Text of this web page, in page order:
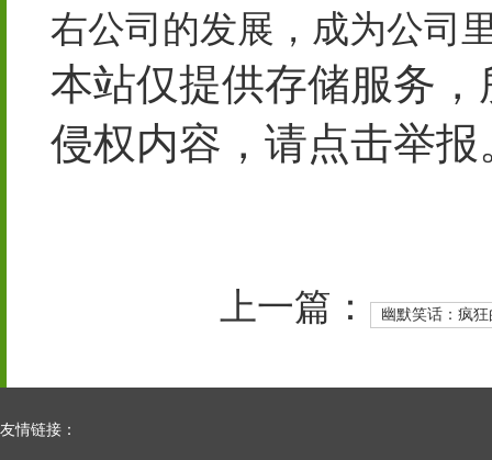
右公司的发展，成为公司
本站仅提供存储服务
侵权内容，请点击举报
上一篇： 幽默笑话：疯
友情链接：